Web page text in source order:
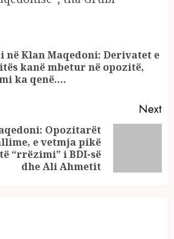
në Klan Maqedoni: Derivatet e
kanë mbetur në opozitë,
ka qenë….
Next
Opozitarët
e vetmja pikë
“rrëzimi” i BDI-së
dhe Ali Ahmetit